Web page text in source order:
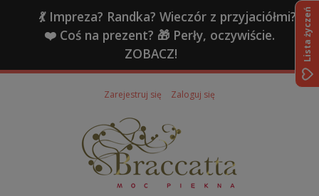
💃 Impreza? Randka? Wieczór z przyjaciółmi?
❤️ Coś na prezent? 🎁 Perły, oczywiście.
ZOBACZ!
Zarejestruj się Zaloguj się
Lista życzeń